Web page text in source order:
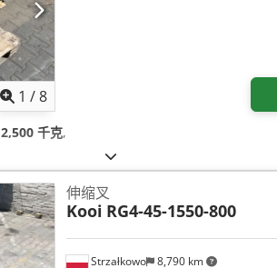
1 /8
2,500 千克,
Strzałkowo 8,790 km
伸缩叉
Kooi RG4-45-1550-800